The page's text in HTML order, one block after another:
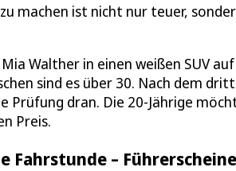
machen ist nicht nur teuer,
Mia Walther in einen weißen SUV
sind es über 30. Nach dem
Prüfung dran. Die 20-Jährige
Preis.
Fahrstunde –